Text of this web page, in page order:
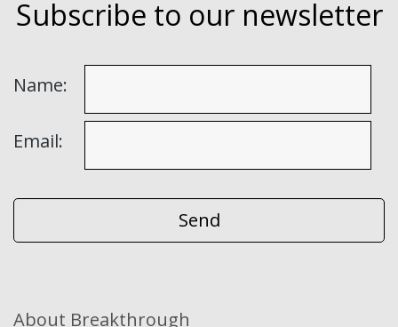
Subscribe to our newsletter
Name:
Email:
About Breakthrough